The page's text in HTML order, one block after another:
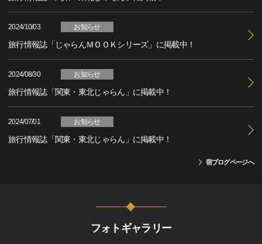
2024/10/03 お知らせ
旅行情報誌「じゃらんＭＯＯＫシリーズ」に掲載中！
2024/08/30 お知らせ
旅行情報誌「関東・東北じゃらん」に掲載中！
2024/07/01 お知らせ
旅行情報誌「関東・東北じゃらん」に掲載中！
宿ブログページへ
フォトギャラリー